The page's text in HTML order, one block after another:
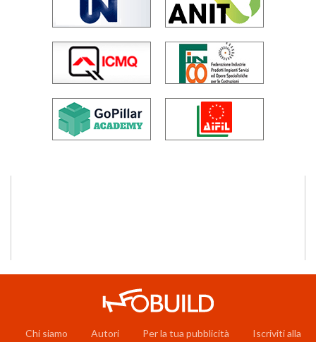
Chi siamo Autori Per la tua pubblicità Iscriviti alla